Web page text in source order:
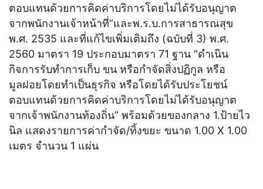
ตอบแทนด้วยการคิดค่าบริการโดยไม่ได้รับอนุญาต
จากพนักงานเจ้าหน้าที่”และพ.ร.บ.การสาธารณสุข
พ.ศ. 2535 และที่แก้ไขเพิ่มเติมถึง (ฉบับที่ 3) พ.ศ.
2560 มาตรา 19 ประกอบมาตรา 71 ฐาน “ดำเนิน
กิจการรับทำการเก็บ ขน หรือกำจัดสิ่งปฏิกูล หรือ
มูลฝอยโดยทำเป็นธุรกิจ หรือโดยได้รับประโยชน์
ตอบแทนด้วยการคิดค่าบริการโดยไม่ได้รับอนุญาต
จากเจ้าพนักงานท้องถิ่น” พร้อมด้วยของกลาง 1.ป้ายไว
นิล แสดงรายการค่ากำจัด/ทิ้งขยะ ขนาด 1.00 X 1.00
เมตร จำนวน 1 แผ่น